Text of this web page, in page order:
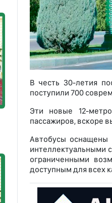
В честь 30-летия
поступили 700
Эти новые 12-
пассажиров, вскоре
Автобусы оснащены
интеллектуальными
ограниченными
доступным для всех